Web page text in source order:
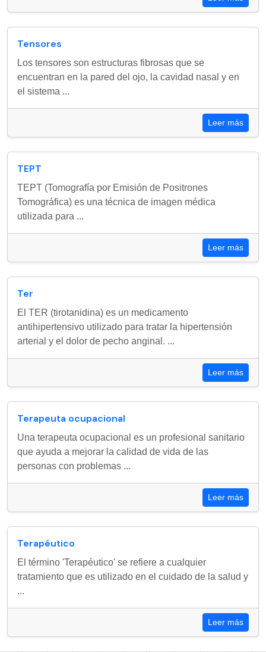
Tensores
Los tensores son estructuras fibrosas que se
encuentran en la pared del ojo, la cavidad nasal y en
el sistema ...
Leer más
TEPT
TEPT (Tomografía por Emisión de Positrones
Tomográfica) es una técnica de imagen médica
utilizada para ...
Leer más
Ter
El TER (tirotanidina) es un medicamento
antihipertensivo utilizado para tratar la hipertensión
arterial y el dolor de pecho anginal. ...
Leer más
Terapeuta ocupacional
Una terapeuta ocupacional es un profesional sanitario
que ayuda a mejorar la calidad de vida de las
personas con problemas ...
Leer más
Terapéutico
El término 'Terapéutico' se refiere a cualquier
tratamiento que es utilizado en el cuidado de la salud y
...
Leer más